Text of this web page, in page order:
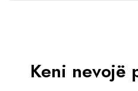
Keni nevojë